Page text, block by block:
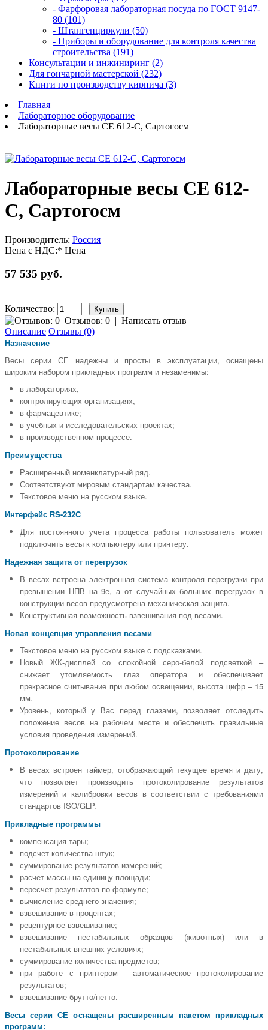
- Фарфоровая лабораторная посуда по ГОСТ 9147-
80 (101)
- Штангенциркули (50)
- Приборы и оборудование для контроля качества
строительства (191)
Консультации и инжиниринг (2)
Для гончарной мастерской (232)
Книги по производству кирпича (3)
Главная
Лабораторное оборудование
Лабораторные весы СЕ 612-С, Сартогосм
Лабораторные весы СЕ 612-
С, Сартогосм
Производитель: Россия
Цена с НДС:* Цена
57 535 руб.
Количество:
Отзывов: 0 | Написать отзыв
Описание Отзывы (0)
Назначение
Весы серии СЕ надежны и просты в эксплуатации, оснащены
широким набором прикладных программ и незаменимы:
в лабораториях,
контролирующих организациях,
в фармацевтике;
в учебных и исследовательских проектах;
в производственном процессе.
Преимущества
Расширенный номенклатурный ряд.
Соответствуют мировым стандартам качества.
Текстовое меню на русском языке.
Интерфейс RS-232C
Для постоянного учета процесса работы пользователь может
подключить весы к компьютеру или принтеру.
Надежная защита от перегрузок
В весах встроена электронная система контроля перегрузки при
превышении НПВ на 9е, а от случайных больших перегрузок в
конструкции весов предусмотрена механическая защита.
Конструктивная возможность взвешивания под весами.
Новая концепция управления весами
Текстовое меню на русском языке с подсказками.
Новый ЖК-дисплей со спокойной серо-белой подсветкой –
снижает утомляемость глаз оператора и обеспечивает
прекрасное считывание при любом освещении, высота цифр – 15
мм.
Уровень, который у Вас перед глазами, позволяет отследить
положение весов на рабочем месте и обеспечить правильные
условия проведения измерений.
Протоколирование
В весах встроен таймер, отображающий текущее время и дату,
что позволяет производить протоколирование результатов
измерений и калибровки весов в соответствии с требованиями
стандартов ISO/GLP.
Прикладные программы
компенсация тары;
подсчет количества штук;
суммирование результатов измерений;
расчет массы на единицу площади;
пересчет результатов по формуле;
вычисление среднего значения;
взвешивание в процентах;
рецептурное взвешивание;
взвешивание нестабильных образцов (животных) или в
нестабильных внешних условиях;
суммирование количества предметов;
при работе с принтером - автоматическое протоколирование
результатов;
взвешивание брутто/нетто.
Весы серии СЕ оснащены расширенным пакетом прикладных
программ: